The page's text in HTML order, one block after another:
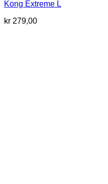
Kong Extreme L
kr 279,00